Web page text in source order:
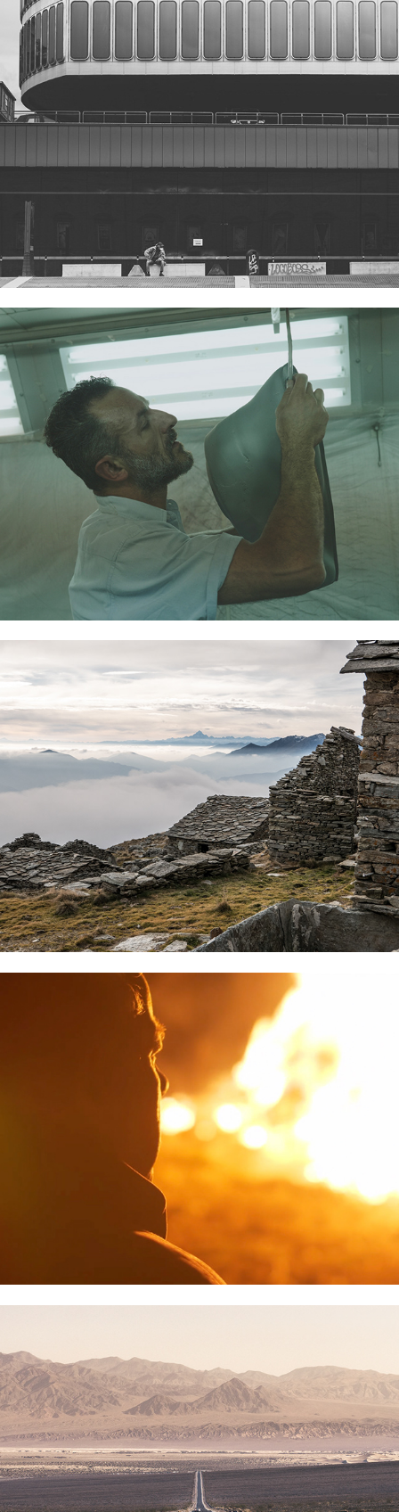
La città ai tempi del Covid
Customizing
Nebbia e rovine
Una storia di fede e di libertà